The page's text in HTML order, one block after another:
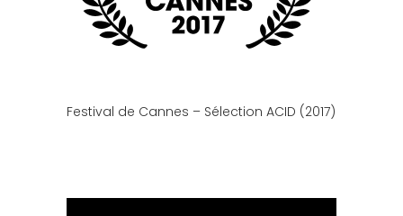
Festival de Cannes – Sélection ACID (2017)